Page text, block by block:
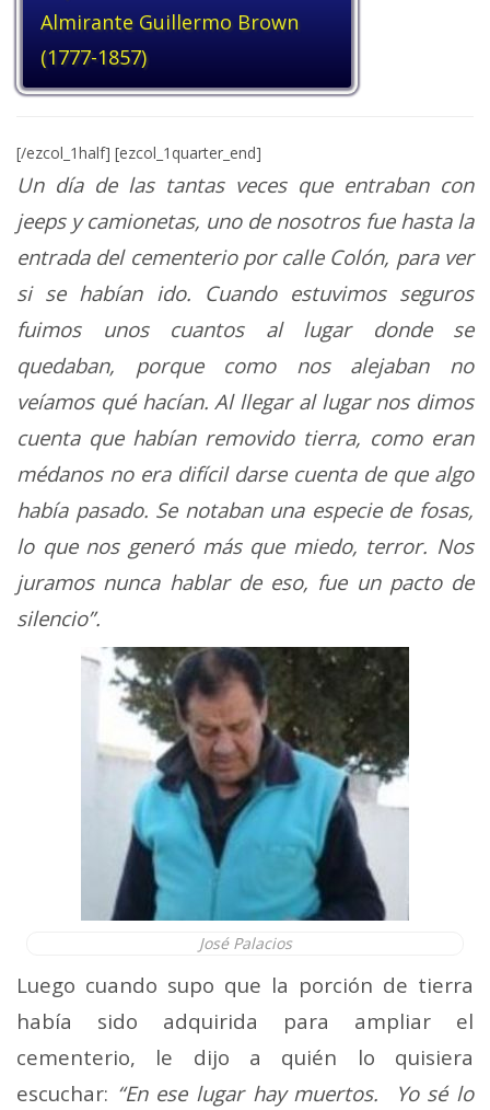
Almirante Guillermo Brown
(1777-1857)
[/ezcol_1half] [ezcol_1quarter_end]
Un día de las tantas veces que entraban con
jeeps y camionetas, uno de nosotros fue hasta la
entrada del cementerio por calle Colón, para ver
si se habían ido. Cuando estuvimos seguros
fuimos unos cuantos al lugar donde se
quedaban, porque como nos alejaban no
veíamos qué hacían. Al llegar al lugar nos dimos
cuenta que habían removido tierra, como eran
médanos no era difícil darse cuenta de que algo
había pasado. Se notaban una especie de fosas,
lo que nos generó más que miedo, terror. Nos
juramos nunca hablar de eso, fue un pacto de
silencio”.
José Palacios
Luego cuando supo que la porción de tierra
había sido adquirida para ampliar el
cementerio, le dijo a quién lo quisiera
escuchar: “En ese lugar hay muertos. Yo sé lo